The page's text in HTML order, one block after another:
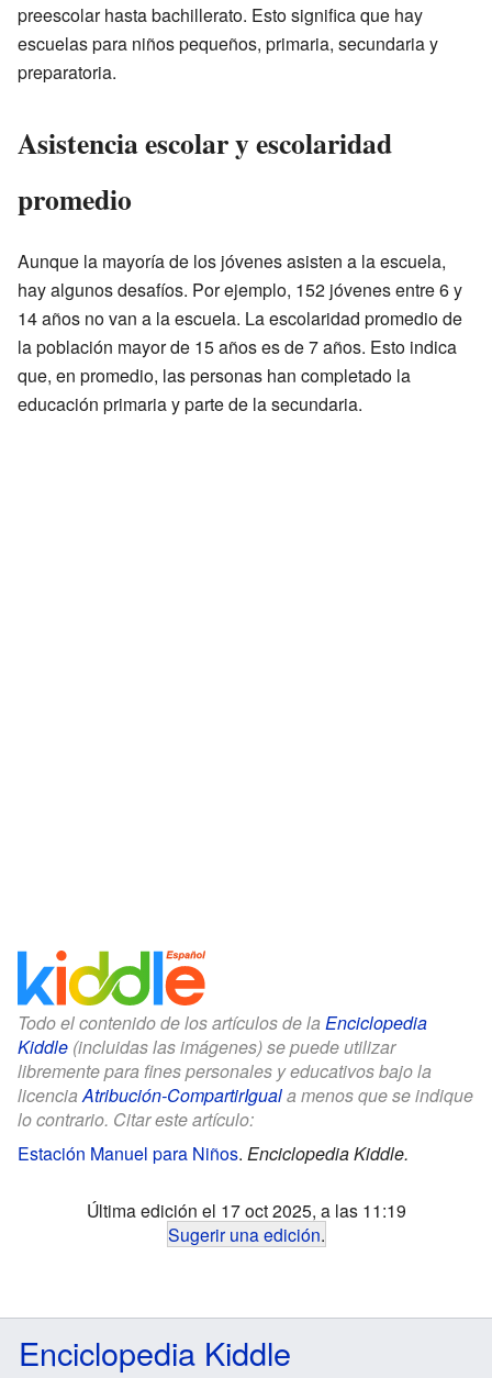
preescolar hasta bachillerato. Esto significa que hay
escuelas para niños pequeños, primaria, secundaria y
preparatoria.
Asistencia escolar y escolaridad
promedio
Aunque la mayoría de los jóvenes asisten a la escuela,
hay algunos desafíos. Por ejemplo, 152 jóvenes entre 6 y
14 años no van a la escuela. La escolaridad promedio de
la población mayor de 15 años es de 7 años. Esto indica
que, en promedio, las personas han completado la
educación primaria y parte de la secundaria.
Todo el contenido de los artículos de la Enciclopedia
Kiddle (incluidas las imágenes) se puede utilizar
libremente para fines personales y educativos bajo la
licenciaAtribución-CompartirIguala menos que se indique
lo contrario. Citar este artículo:
Estación Manuel para Niños. Enciclopedia Kiddle.
Última edición el 17 oct 2025, a las 11:19
Sugerir una edición.
Enciclopedia Kiddle